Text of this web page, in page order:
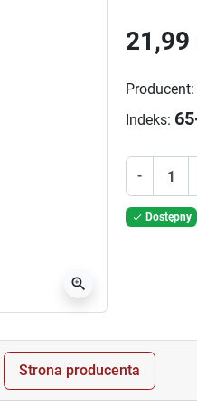
zoom_in
21,99
Producent:
Indeks:
-
 Dostępny
Strona producenta